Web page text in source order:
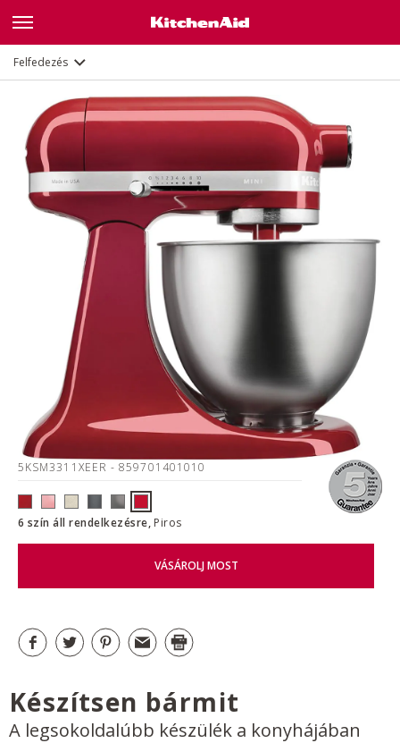
Felfedezés Jellemzők
5KSM3311XEER- 859701401010
6 szín áll rendelkezésre, Piros
VÁSÁROLJ MOST
Készítsen bármit
A legsokoldalúbb készülék a konyhájában